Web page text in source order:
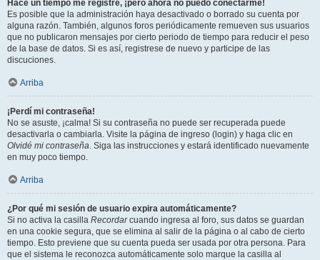
Hace un tiempo me registré, ¡pero ahora no puedo conectarme!
Es posible que la administración haya desactivado o borrado su cuenta por
alguna razón. También, algunos foros periódicamente remueven sus usuarios
que no publicaron mensajes por cierto periodo de tiempo para reducir el peso
de la base de datos. Si es así, registrese de nuevo y participe de las
discuciones.
Arriba
¡Perdí mi contraseña!
No se asuste, ¡calma! Si su contraseña no puede ser recuperada puede
desactivarla o cambiarla. Visite la página de ingreso (login) y haga clic en
Olvidé mi contraseña. Siga las instrucciones y estará identificado nuevamente
en muy poco tiempo.
Arriba
¿Por qué mi sesión de usuario expira automáticamente?
Si no activa la casilla Recordarcuando ingresa al foro, sus datos se guardan
en una cookie segura, que se elimina al salir de la página o al cabo de cierto
tiempo. Esto previene que su cuenta pueda ser usada por otra persona. Para
que el sistema le reconozca automáticamente solo marque la casilla al